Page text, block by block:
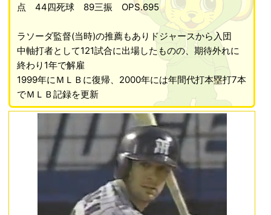
点 44四死球 89三振 OPS.695
ラソーダ監督(当時)の推薦もありドジャースから入団
中軸打者として121試合に出場したものの、期待外れに
終わり1年で解雇
1999年にＭＬＢに復帰、2000年には年間代打本塁打7本
でＭＬＢ記録を更新